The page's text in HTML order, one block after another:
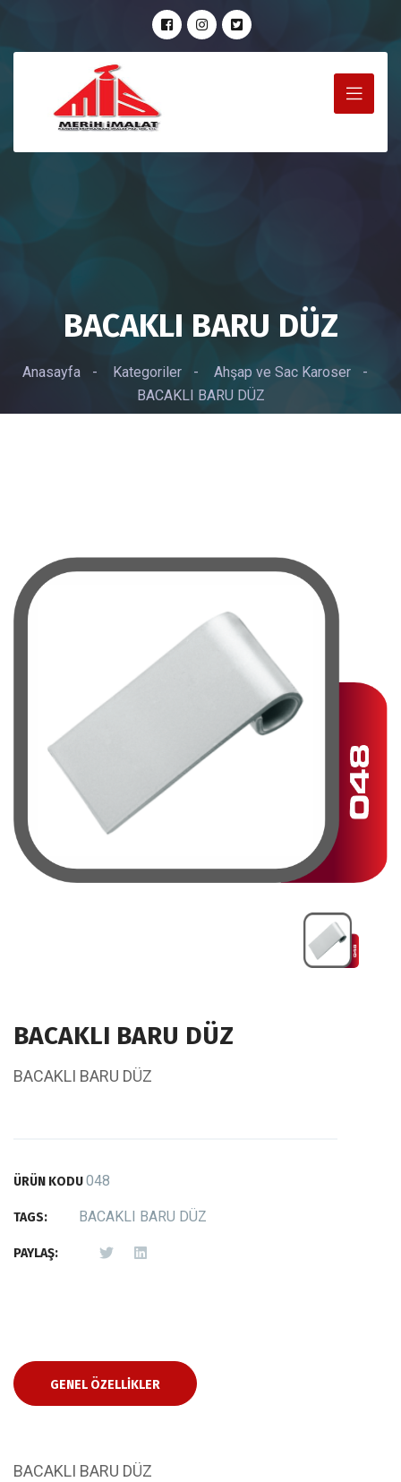
BACAKLI BARU DÜZ
Anasayfa - Kategoriler - Ahşap ve Sac Karoser
-
BACAKLI BARU DÜZ
BACAKLI BARU DÜZ
BACAKLI BARU DÜZ
ÜRÜN KODU048
TAGS: BACAKLI BARU DÜZ
PAYLAŞ:
GENEL ÖZELLIKLER
BACAKLI BARU DÜZ